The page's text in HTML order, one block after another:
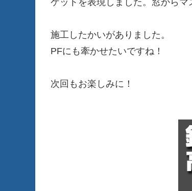
ケットを表現しました。窓からマ
施工したかいがありました。
PFにも牽かせたいですね！
次回もお楽しみに！